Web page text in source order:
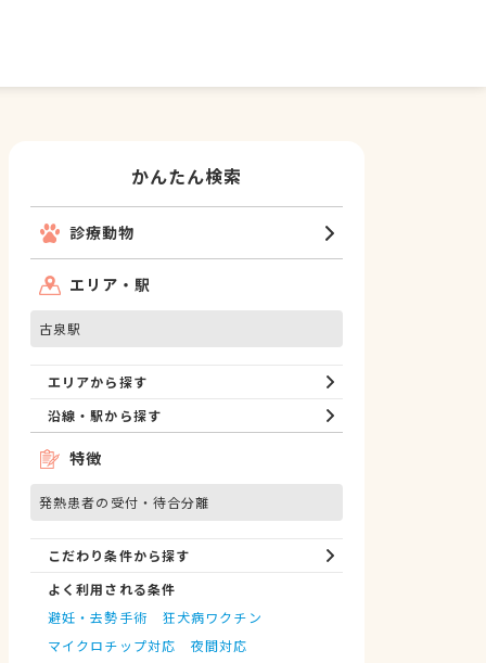
かんたん検索
診療動物
エリア・駅
古泉駅
エリアから探す
沿線・駅から探す
特徴
発熱患者の受付・待合分離
こだわり条件から探す
よく利用される条件
避妊・去勢手術
狂犬病ワクチン
マイクロチップ対応
夜間対応